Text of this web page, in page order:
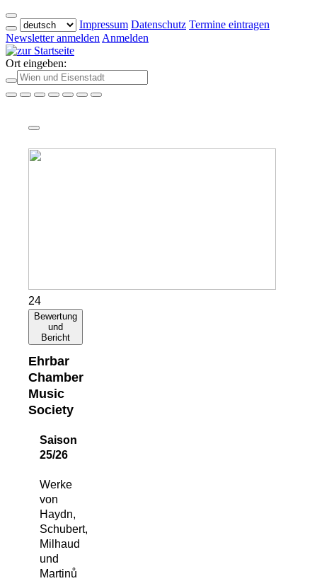
Impressum Datenschutz Termine eintragen
Newsletter anmelden Anmelden
Ort eingeben:
24
Bewertung
und
Bericht
Ehrbar
Chamber
Music
Society
Saison
25/26
Werke
von
Haydn,
Schubert,
Milhaud
und
Martinů